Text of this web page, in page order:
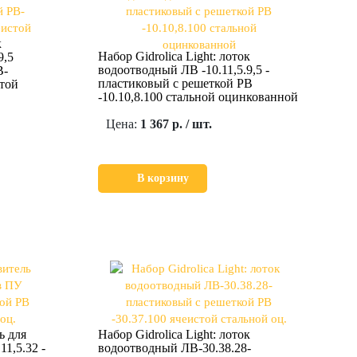
Набор Gidrolica Light: лоток
водоотводный ЛВ -10.11,5.9,5 -
пластиковый с решеткой РВ
-10.10,8.100 стальной оцинкованной
Цена: 1 367 р. / шт.
В корзину
для
-
Набор Gidrolica Light: лоток
водоотводный ЛВ-30.38.28-